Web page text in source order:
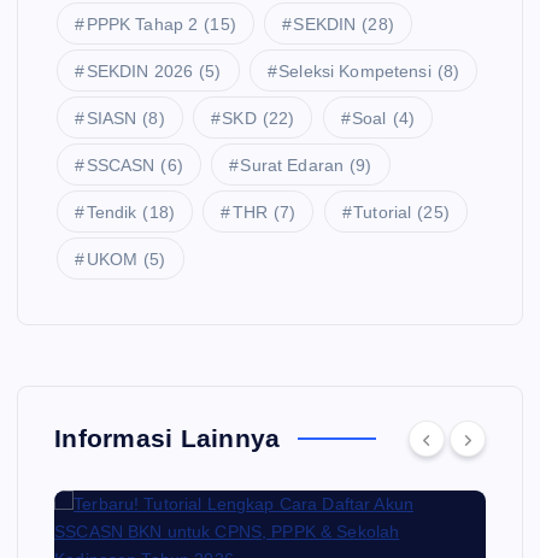
PPPK Tahap 2 (15) SEKDIN (28)
SEKDIN 2026 (5) Seleksi Kompetensi (8)
SIASN (8) SKD (22) Soal (4)
SSCASN (6) Surat Edaran (9)
Tendik (18) THR (7) Tutorial (25)
UKOM (5)
Informasi Lainnya